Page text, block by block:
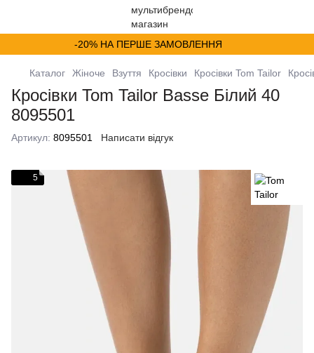
-20% НА ПЕРШЕ ЗАМОВЛЕННЯ
Каталог Жіноче Взуття Кросівки Кросівки Tom Tailor
Кросівки Tom Tailor Basse Білий 40
8095501
Артикул: 8095501 Написати відгук
5